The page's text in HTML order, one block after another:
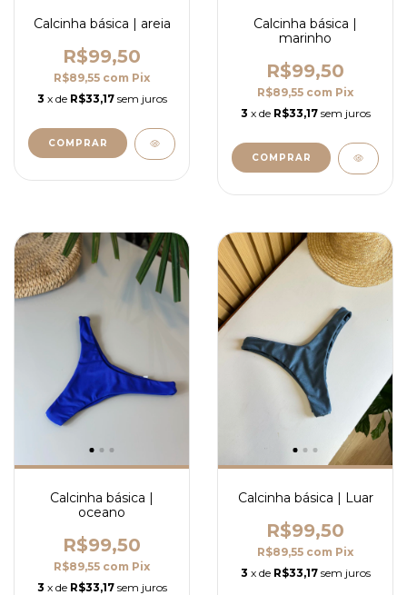
Calcinha básica | areia
R$99,50
R$89,55 com Pix
3 x de R$33,17 sem juros
COMPRAR
Calcinha básica |
marinho
R$99,50
R$89,55 com Pix
3 x de R$33,17 sem juros
COMPRAR
Calcinha básica |
oceano
R$99,50
R$89,55 com Pix
3 x de R$33,17 sem juros
Calcinha básica | Luar
R$99,50
R$89,55 com Pix
3 x de R$33,17 sem juros